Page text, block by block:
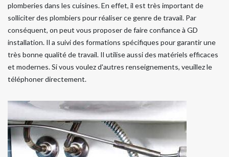
plomberies dans les cuisines. En effet, il est très important de
solliciter des plombiers pour réaliser ce genre de travail. Par
conséquent, on peut vous proposer de faire confiance à GD
installation. Il a suivi des formations spécifiques pour garantir une
très bonne qualité de travail. Il utilise aussi des matériels efficaces
et modernes. Si vous voulez d'autres renseignements, veuillez le
téléphoner directement.